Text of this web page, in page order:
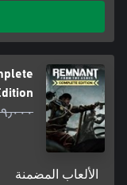
Root is dangerous
up with up to two
survival. Teamwork is
its greatest rewards.
١٩٫٠٠٠
الألعاب المضمنة